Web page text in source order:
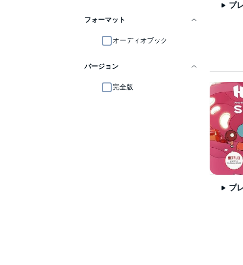
フォーマット
オーディオブック
バージョン
完全版
プ
プ